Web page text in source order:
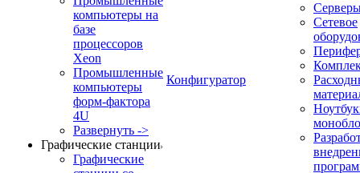
компьютеры на
базе
процессоров
Xeon
Промышленные
компьютеры
форм-фактора
4U
Развернуть ->
Графические станции
Графические
Конфигуратор
Сетевое